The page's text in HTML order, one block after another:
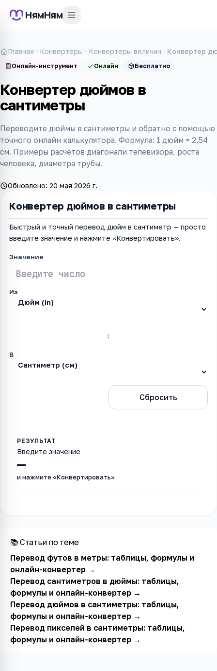
НямНям
Главная Конвертеры Конвертеры величин Конвертер
Онлайн-инструмент Онлайн Бесплатно
Конвертер дюймов в
сантиметры
Переводите дюймы в сантиметры и обратно с помощью
точного онлайн калькулятора. Формула: 1 дюйм = 2,54
см. Примеры расчетов диагонали телевизора, роста
человека, диаметра трубы.
Обновлено: 20 мая 2026 г.
Конвертер дюймов в сантиметры
Быстрый и точный перевод дюйм в сантиметр — просто
введите значение и нажмите «Конвертировать».
Значение
Из
↕
В
Сбросить
—
Введите значение
и нажмите «Конвертировать»
📚 Статьи по теме
Перевод футов в метры: таблицы, формулы и
онлайн-конвертер→
Перевод сантиметров в дюймы: таблицы,
формулы и онлайн-конвертер→
Перевод дюймов в сантиметры: таблицы,
формулы и онлайн-конвертер→
Перевод пикселей в сантиметры: таблицы,
формулы и онлайн-конвертер→